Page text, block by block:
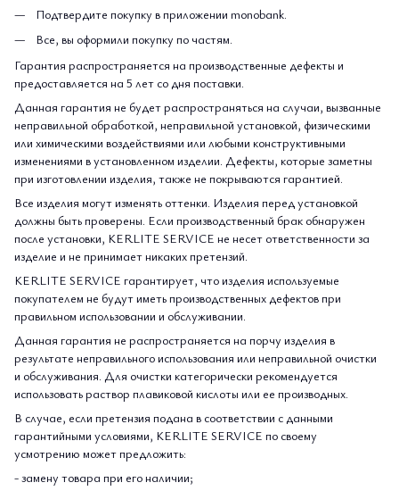
Подтвердите покупку в приложении monobank.
Все, вы оформили покупку по частям.
Гарантия распространяется на производственные дефекты и
предоставляется на 5 лет со дня поставки.
Данная гарантия не будет распространяться на случаи, вызванные
неправильной обработкой, неправильной установкой, физическими
или химическими воздействиями или любыми конструктивными
изменениями в установленном изделии. Дефекты, которые заметны
при изготовлении изделия, также не покрываются гарантией.
Все изделия могут изменять оттенки. Изделия перед установкой
должны быть проверены. Если производственный брак обнаружен
после установки, KERLITE SERVICE не несет ответственности за
изделие и не принимает никаких претензий.
KERLITE SERVICE гарантирует, что изделия используемые
покупателем не будут иметь производственных дефектов при
правильном использовании и обслуживании.
Данная гарантия не распространяется на порчу изделия в
результате неправильного использования или неправильной очистки
и обслуживания. Для очистки категорически рекомендуется
использовать раствор плавиковой кислоты или ее производных.
В случае, если претензия подана в соответствии с данными
гарантийными условиями, KERLITE SERVICE по своему
усмотрению может предложить:
- замену товара при его наличии;